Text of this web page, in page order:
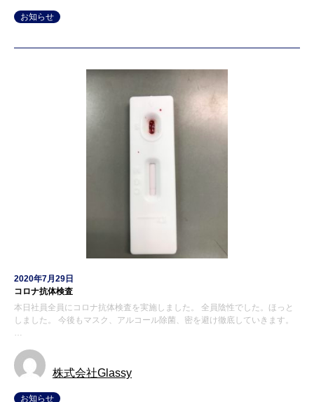
お知らせ
2020年7月29日
コロナ抗体検査
本日社員全員にコロナ抗体検査を実施しました。 全員陰性でした。ほっと
しました。 今後もマスク、アルコール除菌、密を避け徹底していきます。
…
株式会社Glassy
お知らせ